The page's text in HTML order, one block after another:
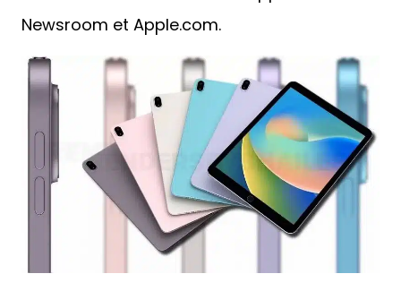
Newsroom et Apple.com.